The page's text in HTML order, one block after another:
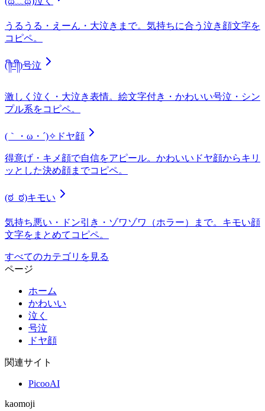
うるうる・えーん・大泣きまで。気持ちに合う泣き顔文字を
コピペ。
(༎ຶ⌑༎ຶ)号泣
激しく泣く・大泣き表情。絵文字付き・かわいい号泣・シン
プル系をコピペ。
(｀・ω・´)✧ ドヤ顔
得意げ・キメ顔で自信をアピール。かわいいドヤ顔からキリ
ッとした決め顔までコピペ。
(ಠ_ಠ)キモい
気持ち悪い・ドン引き・ゾワゾワ（ホラー）まで。キモい顔
文字をまとめてコピペ。
すべてのカテゴリを見る
ページ
ホーム
かわいい
泣く
号泣
ドヤ顔
関連サイト
PicooAI
kaomoji